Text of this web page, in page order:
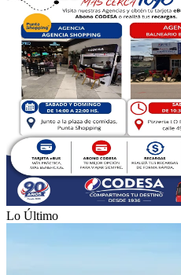
Lo Último